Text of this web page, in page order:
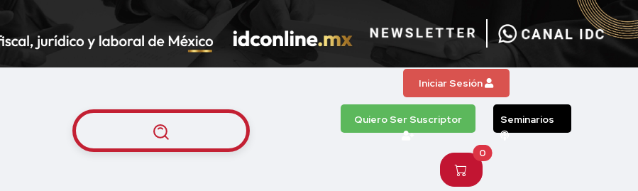
Iniciar Sesión
Quiero Ser Suscriptor Seminarios
0